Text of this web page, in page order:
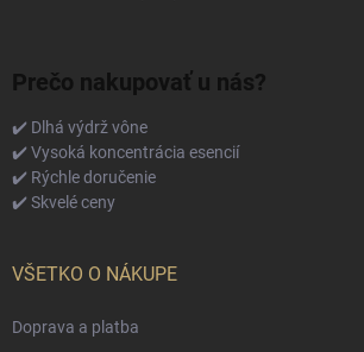
Prečo nakupovať u nás?
✔️ Dlhá výdrž vône
✔️ Vysoká koncentrácia esencií
✔️ Rýchle doručenie
✔️ Skvelé ceny
VŠETKO O NÁKUPE
Doprava a platba